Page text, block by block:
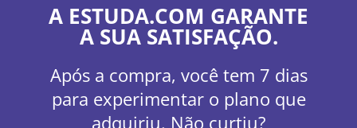
A ESTUDA.COM GARANTE
A SUA SATISFAÇÃO.
Após a compra, você tem 7 dias
para experimentar o plano que
adquiriu. Não curtiu?